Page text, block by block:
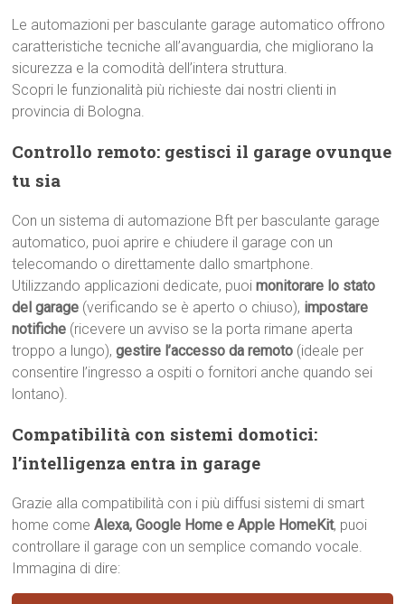
Le automazioni per basculante garage automatico offrono
caratteristiche tecniche all’avanguardia, che migliorano la
sicurezza e la comodità dell’intera struttura.
Scopri le funzionalità più richieste dai nostri clienti in
provincia di Bologna.
Controllo remoto: gestisci il garage ovunque
tu sia
Con un sistema di automazione Bft per basculante garage
automatico, puoi aprire e chiudere il garage con un
telecomando o direttamente dallo smartphone.
Utilizzando applicazioni dedicate, puoimonitorare lo stato
del garage (verificando se è aperto o chiuso), impostare
notifiche (ricevere un avviso se la porta rimane aperta
troppo a lungo),gestire l’accesso da remoto (ideale per
consentire l’ingresso a ospiti o fornitori anche quando sei
lontano).
Compatibilità con sistemi domotici:
l’intelligenza entra in garage
Grazie alla compatibilità con i più diffusi sistemi di smart
home comeAlexa, Google Home e Apple HomeKit, puoi
controllare il garage con un semplice comando vocale.
Immagina di dire: